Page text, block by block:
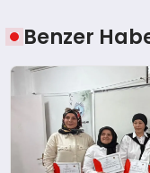
Benzer